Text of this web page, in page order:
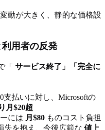
動が大きく、静的な価格設
用者の反発
「 サービス終了」「完全に
支払いに対し、Microsoftの
月$20超
には 月$80 ものコスト負担
失を抱え、今後広範な 値上